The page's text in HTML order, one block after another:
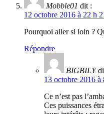
Mobble01 dit :
12 octobre 2016 à 22 h
Pourquoi aller si loin ?
Répondre
BIGBILY
13 octobre 2016
Ce n’est pas
Ces puissances